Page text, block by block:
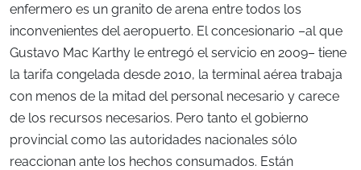
enfermero es un granito de arena entre todos los
inconvenientes del aeropuerto. El concesionario –al que
Gustavo Mac Karthy le entregó el servicio en 2009– tiene
la tarifa congelada desde 2010, la terminal aérea trabaja
con menos de la mitad del personal necesario y carece
de los recursos necesarios. Pero tanto el gobierno
provincial como las autoridades nacionales sólo
reaccionan ante los hechos consumados. Están